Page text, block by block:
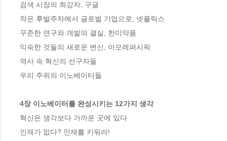
검색 시장의 최강자, 구글
작은 후발주자에서 글로벌 기업으로, 넷플릭스
꾸준한 연구와 개발의 결실, 한미약품
익숙한 것들의 새로운 변신, 아모레퍼시픽
역사 속 혁신의 선구자들
우리 주위의 이노베이터들
4장 이노베이터를 완성시키는 12가지 생각
혁신은 생각보다 가까운 곳에 있다
인재가 없다? 인재를 키워라!